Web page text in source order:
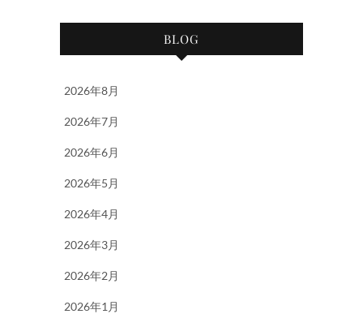
BLOG
2026年8月
2026年7月
2026年6月
2026年5月
2026年4月
2026年3月
2026年2月
2026年1月